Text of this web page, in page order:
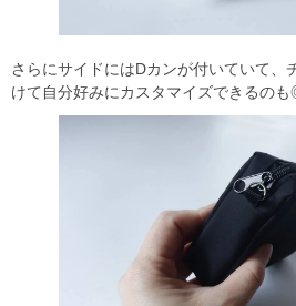
さらにサイドにはDカンが付いていて、
けて自分好みにカスタマイズできるの